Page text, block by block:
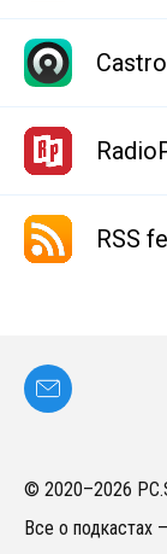
Castro
RSS
© 2020–2026
Все о подкастах